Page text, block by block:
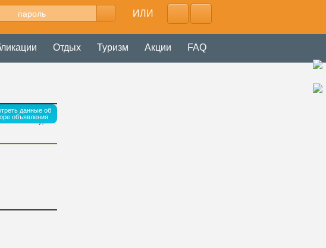
ИЛИ
Отдых Туризм Акции FAQ
данные об
объявления
часть),